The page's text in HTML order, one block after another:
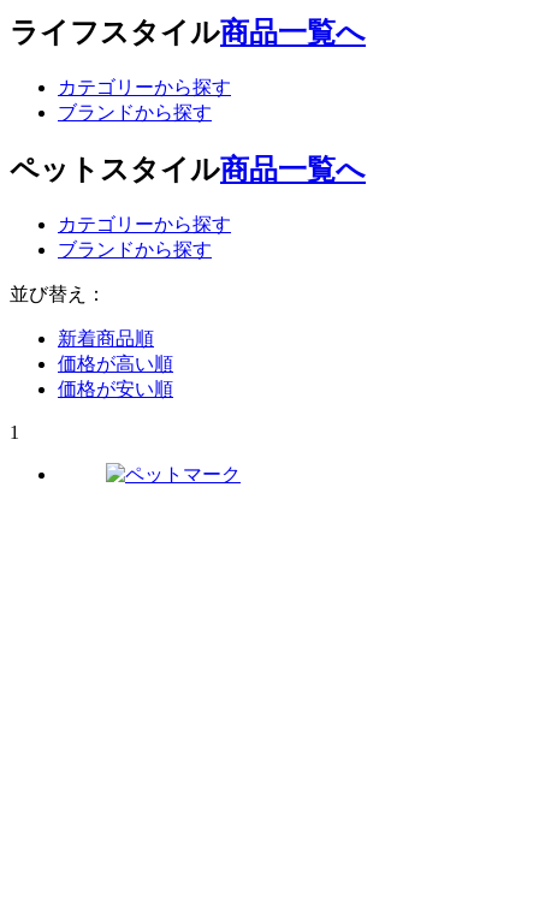
ライフスタイル商品一覧へ
カテゴリーから探す
ブランドから探す
ペットスタイル商品一覧へ
カテゴリーから探す
ブランドから探す
並び替え：
新着商品順
価格が高い順
価格が安い順
1